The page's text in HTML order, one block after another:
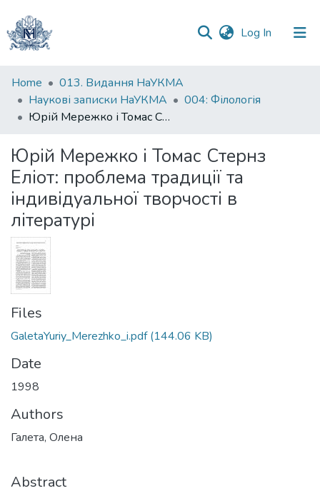
Log In (current)
Communities
&
Collections
Statistics
Home
013. Видання НаУКМА
Наукові записки НаУКМА
004: Філологія
Юрій Мережко і Томас Стернз Еліот: проблема традиції та індивідуальної творчості в літературі
Юрій Мережко і Томас Стернз
Еліот: проблема традиції та
індивідуальної творчості в
літературі
Files
GaletaYuriy_Merezhko_i.pdf(144.06 KB)
Date
1998
Authors
Галета, Олена
Abstract